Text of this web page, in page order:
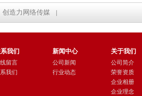
创造力网络传媒
我们 新闻中心 关于我们
留言
我们
公司新闻
行业动态
公司简介
荣誉资质
企业相册
企业理念